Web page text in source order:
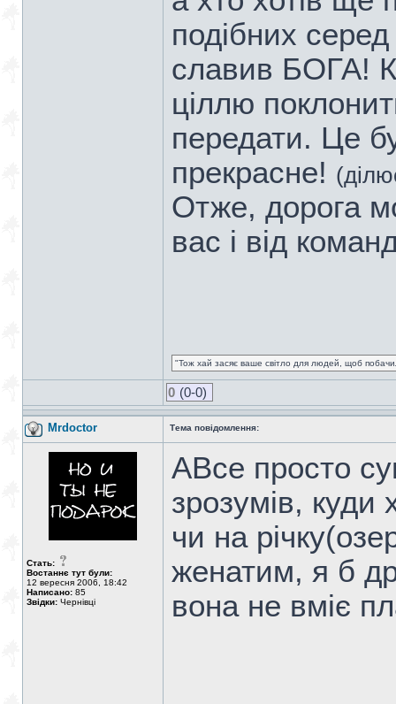
подібних серед
славив БОГА!
ціллю
передати. Це
прекрасне!
Отже, дорога
вас і від
"Тож хай засяє ваше світло для людей, щоб
0 (0-0)
Mrdoctor Тема повідомлення:
Стать:
Востаннє тут були:
12 вересня 2006, 18:42
Написано: 85
Звідки: Чернівці
АВсе просто
зрозумів,
чи на
женатим, я б
вона не вміє